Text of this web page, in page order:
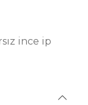
ince ip